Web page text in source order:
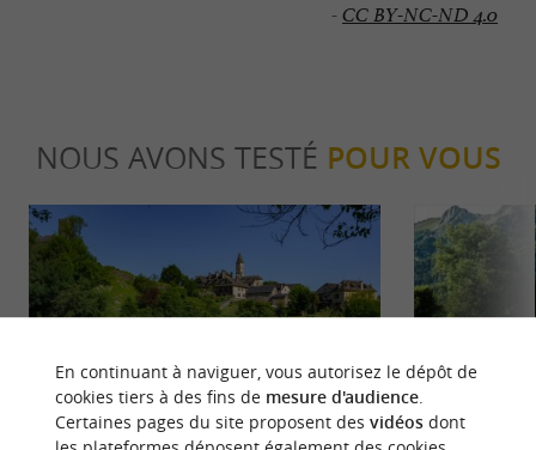
-CC BY-NC-ND 4.0
NOUS AVONS TESTÉ POUR VOUS
Séjours / Weekend Sportive
En continuant à naviguer, vous autorisez le dépôt de
cookies tiers à des fins de mesure d'audience.
Certaines pages du site proposent des vidéosdont